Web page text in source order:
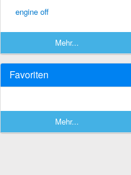
engine off
Mehr...
Favoriten
Mehr...